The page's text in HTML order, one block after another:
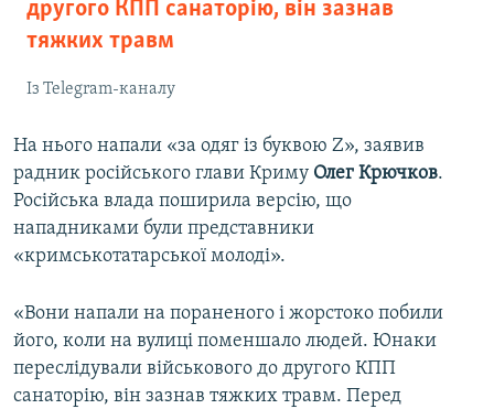
другого КПП санаторію, він зазнав
тяжких травм
Із Telegram-каналу
На нього напали «за одяг із буквою Z», заявив
радник російського глави Криму Олег Крючков.
Російська влада поширила версію, що
нападниками були представники
«кримськотатарської молоді».
«Вони напали на пораненого і жорстоко побили
його, коли на вулиці поменшало людей. Юнаки
переслідували військового до другого КПП
санаторію, він зазнав тяжких травм. Перед